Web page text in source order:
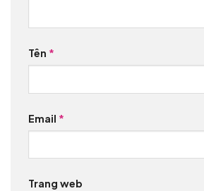
Tên *
Email *
Trang web